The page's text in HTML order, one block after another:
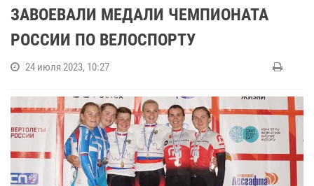
ЗАВОЕВАЛИ МЕДАЛИ ЧЕМПИОНАТА
РОССИИ ПО ВЕЛОСПОРТУ
24 июля 2023, 10:27